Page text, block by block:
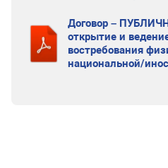
Договор –
открытие и
востребования
национальной/